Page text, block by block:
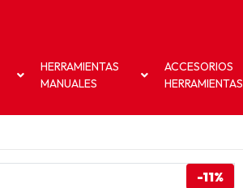
HERRAMIENTAS
MANUALES
ACCESORIOS
HERRAMIENTAS
-11%